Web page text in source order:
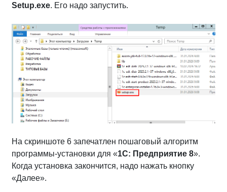
Setup.exe. Его надо запустить.
На скриншоте 6 запечатлен пошаговый алгоритм
программы-установки для «1С: Предприятие 8».
Когда установка закончится, надо нажать кнопку
«Далее».